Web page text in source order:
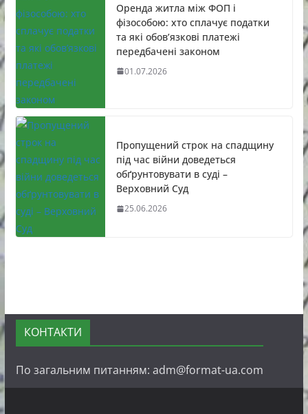
Оренда житла між ФОП і
фізособою: хто сплачує податки
та які обов’язкові платежі
передбачені законом
01.07.2026
Пропущений строк на спадщину
під час війни доведеться
обґрунтовувати в суді –
Верховний Суд
25.06.2026
КОНТАКТИ
По загальним питанням: adm@format-ua.com